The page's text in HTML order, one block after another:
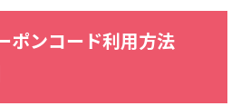
ポンコード利用方法